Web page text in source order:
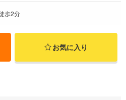
歩2分
お気に入り